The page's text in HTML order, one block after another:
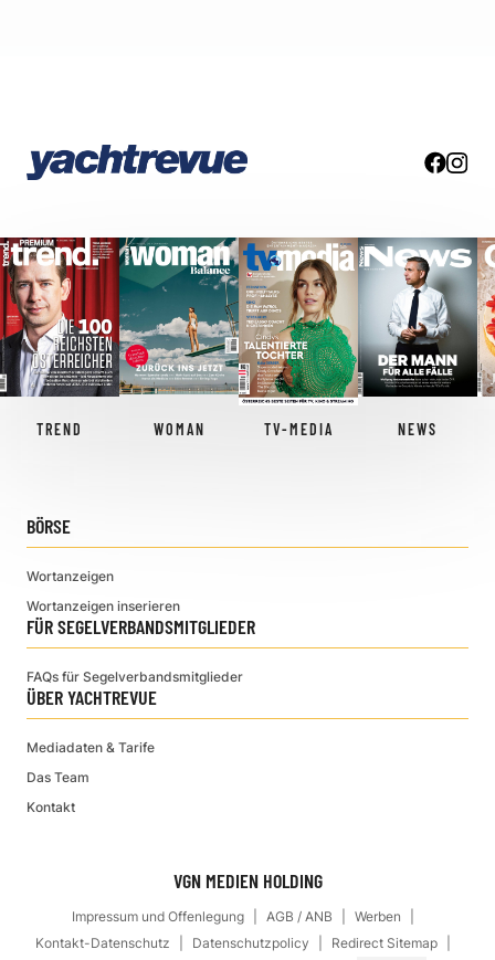
TREND WOMAN TV-MEDIA NEWS
BÖRSE
Wortanzeigen
Wortanzeigen inserieren
FÜR SEGELVERBANDSMITGLIEDER
FAQs für Segelverbandsmitglieder
ÜBER YACHTREVUE
Mediadaten & Tarife
Das Team
Kontakt
VGN MEDIEN HOLDING
Impressum und Offenlegung AGB / ANB
Werben
Kontakt-Datenschutz
Datenschutzpolicy Redirect Sitemap